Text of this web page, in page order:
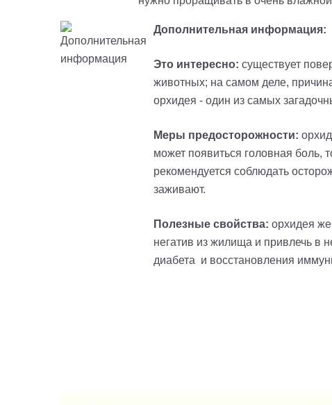
Дополнительная информация:
Это интересно: существует
животных; на самом деле,
орхидея - один из самых
Меры предосторожности:
может появиться головная боль,
рекомендуется соблюдать
заживают.
Полезные свойства: орхидея
негатив из жилища и привлечь в
диабета и восстановления